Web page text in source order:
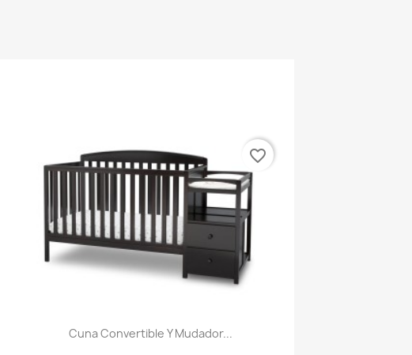
Cuna Convertible Y Mudador...
favorite_border